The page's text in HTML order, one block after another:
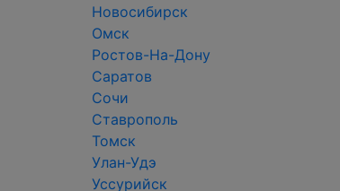
Новосибирск
Омск
Ростов-На-Дону
Саратов
Сочи
Ставрополь
Томск
Улан-Удэ
Уссурийск